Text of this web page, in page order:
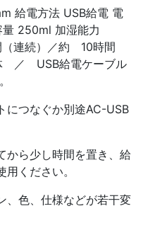
電方法 USB給電 電
250ml 加湿能力
連続）／約 10時間
／ USB給電ケーブル
につなぐか別途AC-USB
から少し時間を置き、給
ください。
、色、仕様などが若干変